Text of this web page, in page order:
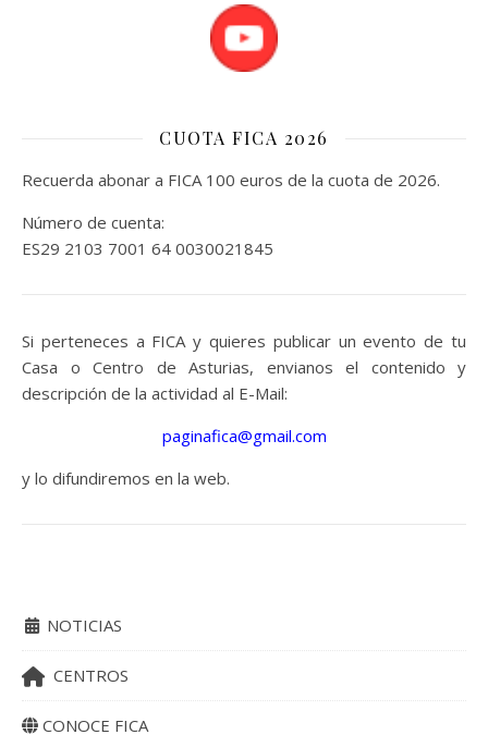
CUOTA FICA 2026
Recuerda abonar a FICA 100 euros de la cuota de 2026.
Número de cuenta:
ES29 2103 7001 64 0030021845
Si perteneces a FICA y quieres publicar un evento de tu
Casa o Centro de Asturias, envianos el contenido y
descripción de la actividad al E-Mail:
paginafica@gmail.com
y lo difundiremos en la web.
NOTICIAS
CENTROS
CONOCE FICA